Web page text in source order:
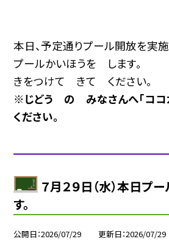
本日、予定通りプール開放を実施
プールかいほうを します。
きをつけて きて ください。
※じどう の みなさんへ「ココ
ください。
７月２９日（水）本日プ
す。
公開日 2026/07/29 更新日 2026/07/29